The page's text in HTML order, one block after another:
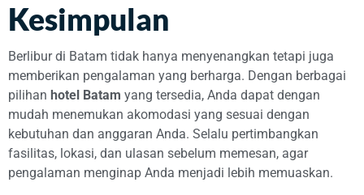
Kesimpulan
Berlibur di Batam tidak hanya menyenangkan tetapi juga
memberikan pengalaman yang berharga. Dengan berbagai
pilihan hotel Batam yang tersedia, Anda dapat dengan
mudah menemukan akomodasi yang sesuai dengan
kebutuhan dan anggaran Anda. Selalu pertimbangkan
fasilitas, lokasi, dan ulasan sebelum memesan, agar
pengalaman menginap Anda menjadi lebih memuaskan.